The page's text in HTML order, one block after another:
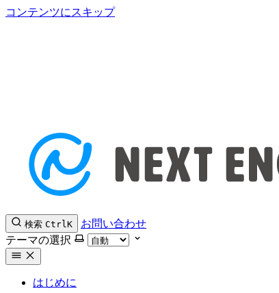
コンテンツにスキップ
検索 CtrlK
お問い合わせ
テーマの選択
はじめに